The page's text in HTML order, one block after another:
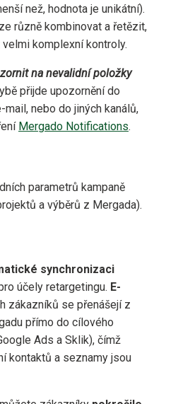
než, hodnota je unikátní).
různě kombinovat a řetězit,
komplexní kontroly.
na nevalidní položky
přijde upozornění do
mail, nebo do jiných kanálů,
Mergado Notifications.
parametrů kampaně
a výběrů z Mergada).
synchronizaci
účely retargetingu. E-
zákazníků se přenášejí z
přímo do cílového
Ads a Sklik), čímž
kontaktů a seznamy jsou